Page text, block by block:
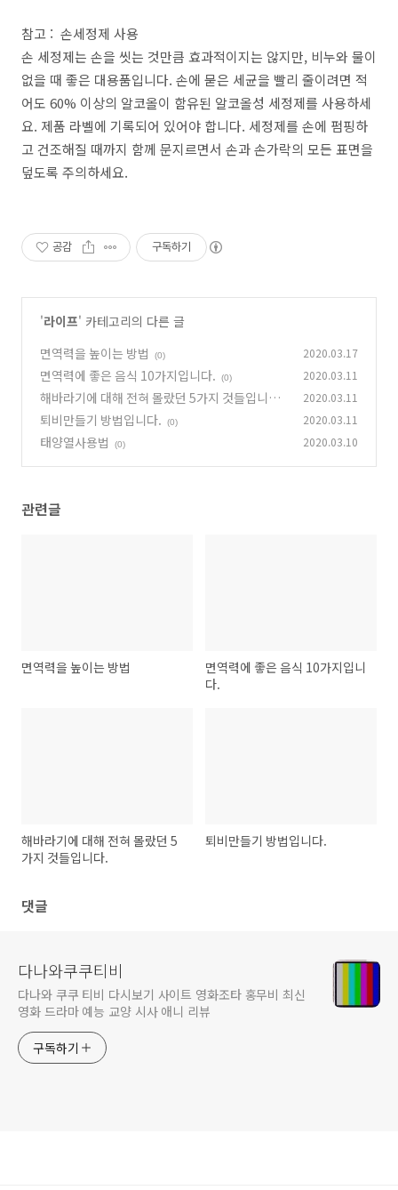
참고 : 손세정제 사용
손 세정제는 손을 씻는 것만큼 효과적이지는 않지만, 비누와 물이
없을 때 좋은 대용품입니다. 손에 묻은 세균을 빨리 줄이려면 적
어도 60% 이상의 알코올이 함유된 알코올성 세정제를 사용하세
요. 제품 라벨에 기록되어 있어야 합니다. 세정제를 손에 펌핑하
고 건조해질 때까지 함께 문지르면서 손과 손가락의 모든 표면을
덮도록 주의하세요.
공감 구독하기
'라이프' 카테고리의 다른 글
면역력을 높이는 방법
(0) 2020.03.17
면역력에 좋은 음식 10가지입니다. (0) 2020.03.11
해바라기에 대해 전혀 몰랐던 5가지 것들입니다.
(0)
2020.03.11
퇴비만들기 방법입니다. (0) 2020.03.11
태양열사용법 (0) 2020.03.10
관련글
면역력을 높이는 방법
면역력에 좋은 음식 10가지입니
다.
해바라기에 대해 전혀 몰랐던 5
가지 것들입니다.
퇴비만들기 방법입니다.
댓글
다나와쿠쿠티비
다나와 쿠쿠 티비 다시보기 사이트 영화조타 홍무비 최신
영화 드라마 예능 교양 시사 애니 리뷰
구독하기